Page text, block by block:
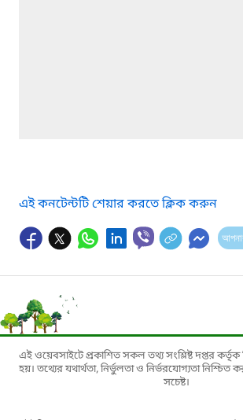
এই কনটেন্টটি শেয়ার করতে ক্লিক করুন
এই ওয়েবসাইটে প্রকাশিত সকল তথ্য সংশ্লিষ্ট দপ্তর কর্তৃক
হয়। তথ্যের যথার্থতা, নির্ভুলতা ও নির্ভরযোগ্যতা নিশ্চিত
সচেষ্ট।